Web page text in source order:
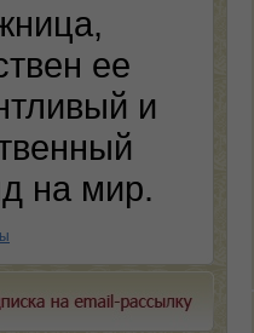
ее
и
на мир.